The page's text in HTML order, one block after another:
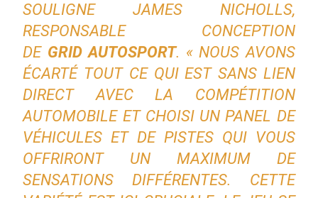
SOULIGNE JAMES NICHOLLS,
RESPONSABLE CONCEPTION
DE GRIDAUTOSPORT. « NOUS AVONS
ÉCARTÉ TOUT CE QUI EST SANS LIEN
DIRECT AVEC LA COMPÉTITION
AUTOMOBILE ET CHOISI UN PANEL DE
VÉHICULES ET DE PISTES QUI VOUS
OFFRIRONT UN MAXIMUM DE
SENSATIONS DIFFÉRENTES. CETTE